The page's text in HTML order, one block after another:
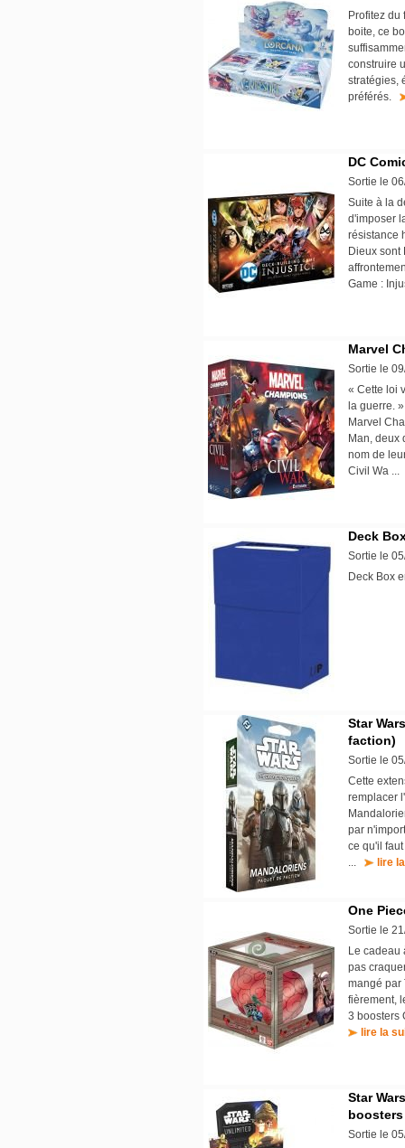
Profitez
boite, ce
construire
stratégies,
préférés.
DC
Sortie le
Suite à la
d'imposer
résistance
Dieux sont
Game :
Marvel
Sortie le
« Cette loi
la guerre.
Marvel
Man, deux
nom de
Civil Wa
Deck
Sortie le
Deck Box
Star
faction)
Sortie le
Cette
remplacer
par
ce qu'il
...
lire
One
Sortie le
Le cadeau
pas
mangé par
fièrement,
3 boosters
lire la
Star
boosters
Sortie le